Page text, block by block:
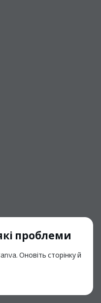
проблеми
Оновіть сторінку й